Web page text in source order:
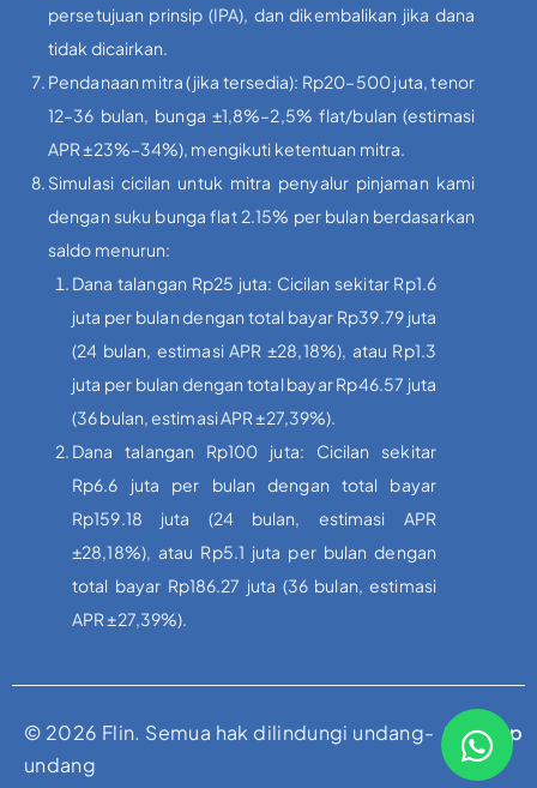
persetujuan prinsip (IPA), dan dikembalikan jika dana
tidak dicairkan.
Pendanaan mitra (jika tersedia): Rp20–500 juta, tenor
12–36 bulan, bunga ±1,8%–2,5% flat/bulan (estimasi
APR ±23%–34%), mengikuti ketentuan mitra.
Simulasi cicilan untuk mitra penyalur pinjaman kami
dengan suku bunga flat 2.15% per bulan berdasarkan
saldo menurun:
Dana talangan Rp25 juta: Cicilan sekitar Rp1.6
juta per bulan dengan total bayar Rp39.79 juta
(24 bulan, estimasi APR ±28,18%), atau Rp1.3
juta per bulan dengan total bayar Rp46.57 juta
(36 bulan, estimasi APR ±27,39%).
Dana talangan Rp100 juta: Cicilan sekitar
Rp6.6 juta per bulan dengan total bayar
Rp159.18 juta (24 bulan, estimasi APR
±28,18%), atau Rp5.1 juta per bulan dengan
total bayar Rp186.27 juta (36 bulan, estimasi
APR ±27,39%).
© 2026 Flin. Semua hak dilindungi undang-
undang
Sitemap